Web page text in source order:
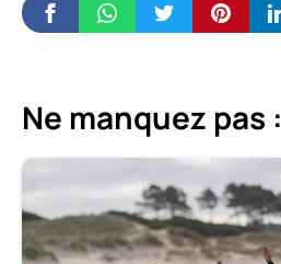
Ne manquez pas :